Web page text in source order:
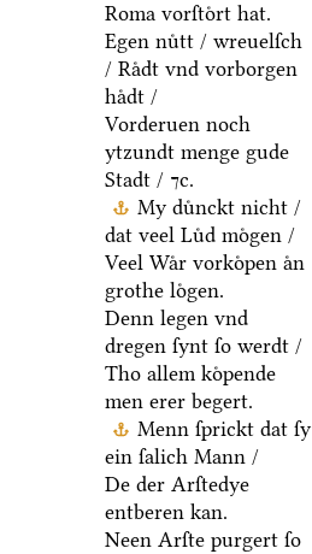
Roma vorſtoͤrt hat.
Egen nuͤtt / wreuelſch
/ Raͤdt vnd vorborgen
haͤdt /
Vorderuen noch
ytzundt menge gude
Stadt / ⁊c.
My duͤnckt nicht /
dat veel Luͤd moͤgen /
Veel Waͤr vorkoͤpen aͤn
grothe loͤgen.
Denn legen vnd
dregen ſynt ſo werdt /
Tho allem koͤpende
men erer begert.
Menn ſprickt dat ſy
ein ſalich Mann /
De der Arſtedye
entberen kan.
Neen Arſte purgert ſo